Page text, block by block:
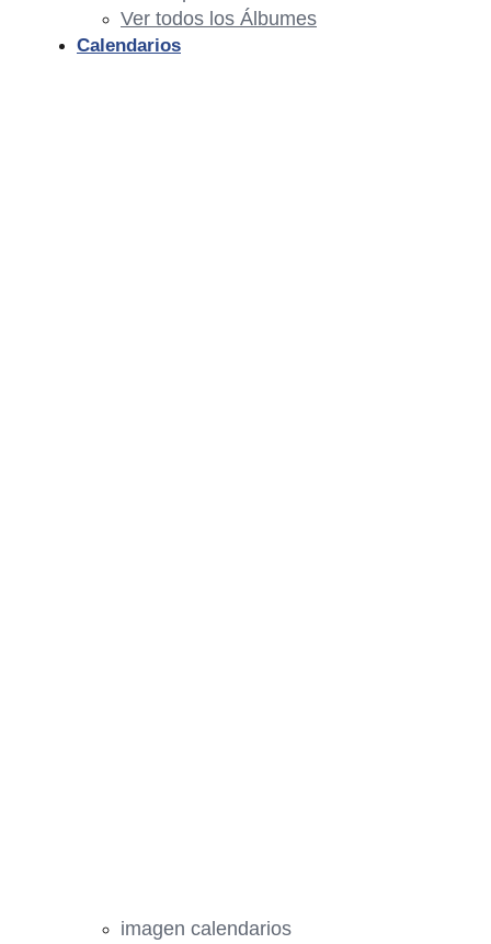
Ver todos los Álbumes
Calendarios
imagen calendarios